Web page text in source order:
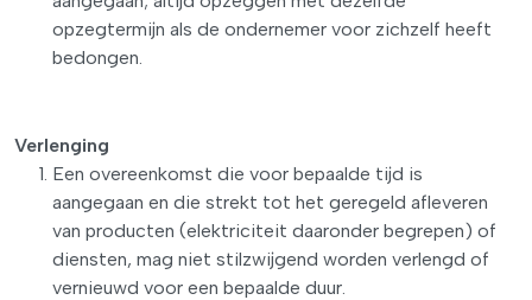
opzegtermijn als de ondernemer voor zichzelf heeft
bedongen.
Verlenging
Een overeenkomst die voor bepaalde tijd is
aangegaan en die strekt tot het geregeld afleveren
van producten (elektriciteit daaronder begrepen) of
diensten, mag niet stilzwijgend worden verlengd of
vernieuwd voor een bepaalde duur.